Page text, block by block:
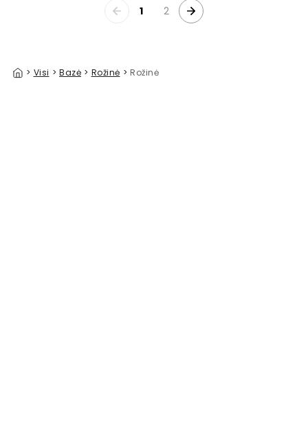
1 2
> Visi > Bazė > Rožinė > Rožinė